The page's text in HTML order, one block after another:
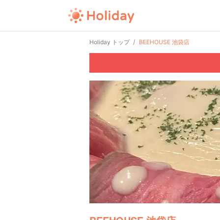
Holiday トップ BEEHOUSE 池袋店